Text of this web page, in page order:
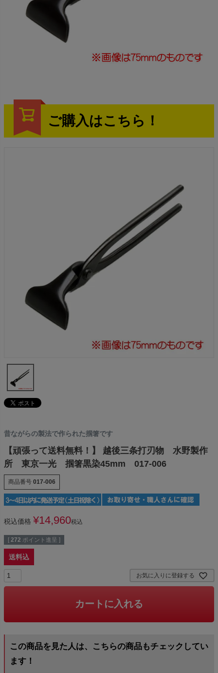
ご購入はこちら！
昔ながらの製法で作られた掴箸です
【頑張って送料無料！】 越後三条打刃物 水野製作
所 東京一光 掴箸黒染45mm 017-006
商品番号 017-006
税込価格 ¥14,960税込
[ 272 ポイント進呈 ]
送料込
お気に入りに登録する
カートに入れる
この商品を見た人は、こちらの商品もチェックしてい
ます！